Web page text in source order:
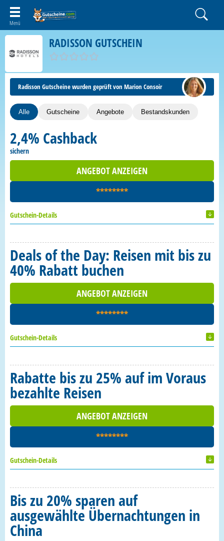
RADISSON GUTSCHEIN
Radisson Gutscheine wurden geprüft von Marion Consoir
Alle Gutscheine Angebote Bestandskunden
2,4% Cashback
sichern
ANGEBOT ANZEIGEN
********
Gutschein-Details
Deals of the Day: Reisen mit bis zu
40% Rabatt buchen
ANGEBOT ANZEIGEN
********
Gutschein-Details
Rabatte bis zu 25% auf im Voraus
bezahlte Reisen
ANGEBOT ANZEIGEN
********
Gutschein-Details
Bis zu 20% sparen auf
ausgewählte Übernachtungen in
China